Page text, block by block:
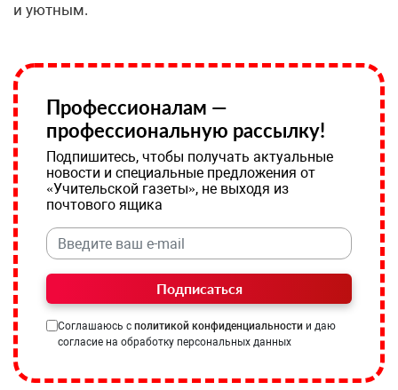
и уютным.
Профессионалам —
профессиональную рассылку!
Подпишитесь, чтобы получать актуальные
новости и специальные предложения от
«Учительской газеты», не выходя из
почтового ящика
Подписаться
Соглашаюсь с политикой конфиденциальности и даю
согласие на обработку персональных данных